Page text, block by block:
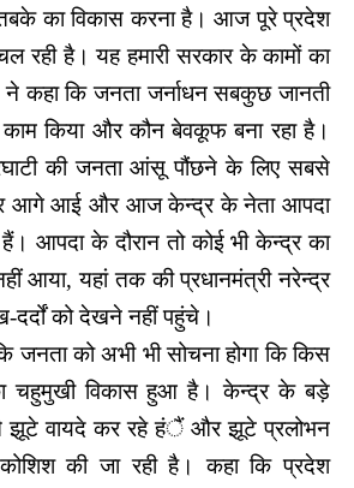
का विकास करना है। आज पूरे प्रदेश
रही है। यह हमारी सरकार के कामों का
कहा कि जनता जर्नाधन सबकुछ जानती
किया और कौन बेवकूफ बना रहा है।
की जनता आंसू पौंछने के लिए सबसे
आगे आई और आज केन्द्र के नेता आपदा
आपदा के दौरान तो कोई भी केन्द्र का
आया, यहां तक की प्रधानमंत्री नरेन्द्र
दर्दों को देखने नहीं पहुंचे।
जनता को अभी भी सोचना होगा कि किस
चहुमुखी विकास हुआ है। केन्द्र के बड़े
झूटे वायदे कर रहे हंैं और झूटे प्रलोभन
की जा रही है। कहा कि प्रदेश